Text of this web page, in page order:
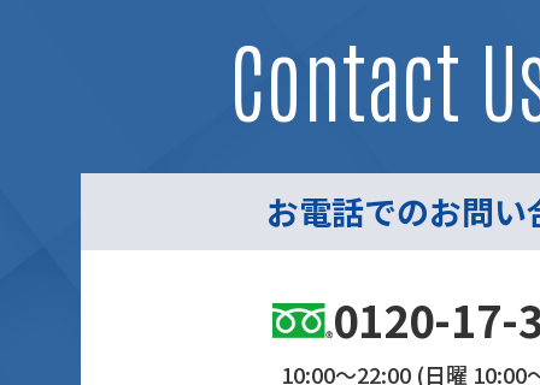
Contact
お電話でのお問い
0120-17-
10:00～22:00 (日曜 10:00